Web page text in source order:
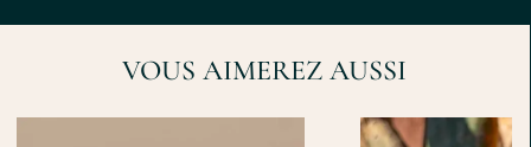
mi-chemin entre le condiment et l'accompagnement, fidèle à
VOUS AIMEREZ AUSSI